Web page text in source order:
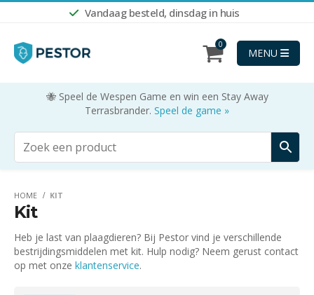
Vandaag besteld, dinsdag in huis
0
MENU
🐝 Speel de Wespen Game en win een Stay Away
Terrasbrander. Speel de game »
HOME KIT
Kit
Heb je last van plaagdieren? Bij Pestor vind je verschillende
bestrijdingsmiddelen met kit. Hulp nodig? Neem gerust contact
op met onze klantenservice.